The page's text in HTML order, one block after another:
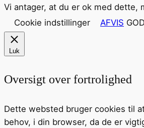
Vi antager, at du er ok med
Cookie indstillinger
AFVIS
Luk
Oversigt over fortrolighed
Dette websted bruger cookies til
behov, i din browser, da de er